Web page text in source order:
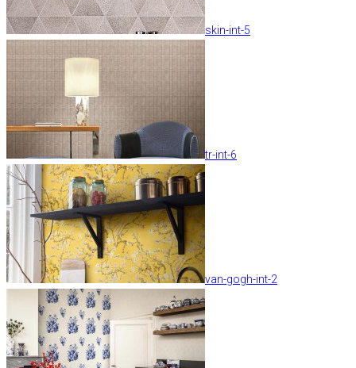
skin-int-5
tr-int-6
van-gogh-int-2